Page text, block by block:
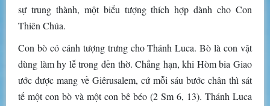
sự trung thành, một biểu tượng thích hợp dành cho Con
Thiên Chúa.
Con bò có cánh tượng trưng cho Thánh Luca. Bò là con vật
dùng làm hy lễ trong đền thờ. Chẳng hạn, khi Hòm bia Giao
ước được mang về Giêrusalem, cứ mỗi sáu bước chân thì sát
tế một con bò và một con bê béo (2 Sm 6, 13). Thánh Luca